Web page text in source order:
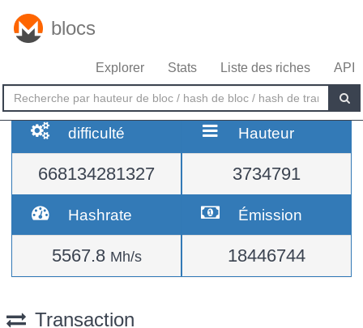
blocs
Explorer Stats Liste des riches API
difficulté
668134281327
Hauteur
3734791
Hashrate
5567.8 Mh/s
Émission
18446744
Transaction